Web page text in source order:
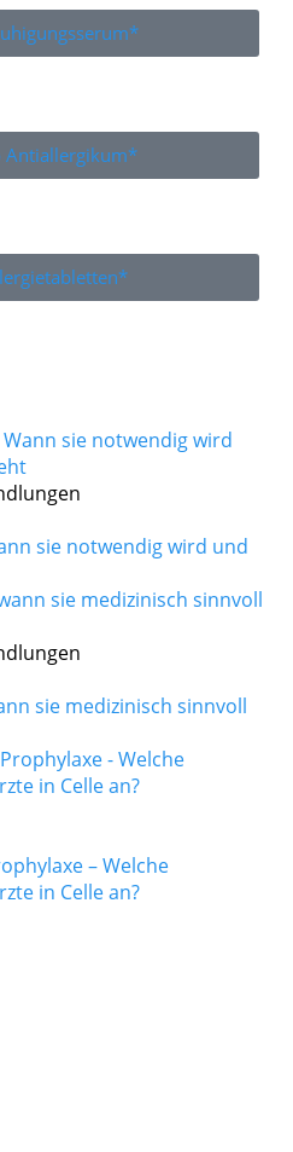
Antiallergikum*
sie notwendig wird und
sie medizinisch sinnvoll
– Welche
in Celle an?